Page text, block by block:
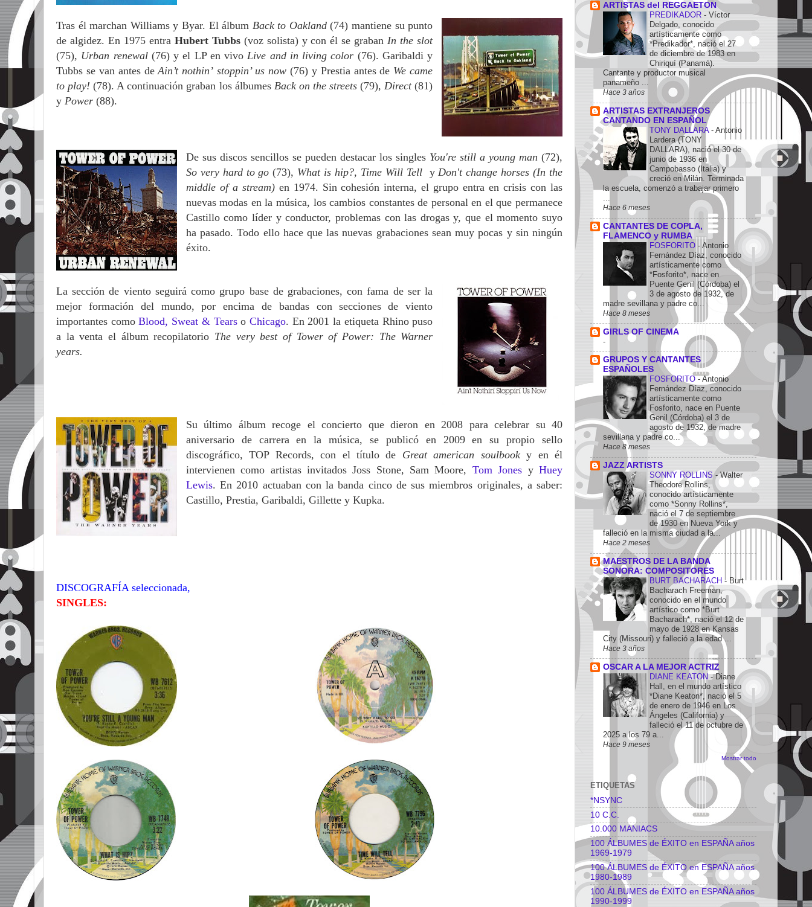
Tras él marchan Williams y Byar. El álbum Back to Oakland(74) mantiene supunto
de algidez. En 1975 entra Hubert Tubbs(voz solista) y con él se graban In the slot
(75), Urban renewal(76) y el LP envivo Live and in living color (76). Garibaldiy
Tubbs se van antes deAin’t nothin’stoppin’ us now (76) y Prestia antes de Wecame
to play!(78). A continuación graban los álbumes Back on the streets(79), Direct(81)
y Power (88).
De sus discos sencillos se pueden destacar los singles You're still a young man(72),
So very hard to go(73), What is hip?, Time Will Tell y Don't change horses (In the
middle of a stream) en 1974. Sin cohesión interna, el grupo entra en crisis conlas
nuevas modas en la música, los cambios constantes de personal en el que permanece
Castillo como líder y conductor, problemas con las drogas y, que el momento suyo
ha pasado. Todo ello hace que las nuevas grabaciones sean muy pocas y sin ningún
éxito.
La sección de viento seguirá como grupo base de grabaciones,con fama de ser la
mejor formación del mundo, por encima de bandas con secciones de viento
importantes comoBlood, Sweat & Tearso Chicago. En 2001 la etiqueta Rhino puso
a la venta el álbum recopilatorio The very best of Tower of Power: The Warner
years.
Su último álbum recoge el concierto que dieron en 2008 para celebrar su 40
aniversario de carrera en la música, se publicó en 2009 en su propio sello
discográfico, TOP Records, con el título de Great american soulbooky en él
intervienen como artistas invitados Joss Stone, Sam Moore, Tom Jones yHuey
Lewis. En 2010 actuaban con la banda cinco de sus miembros originales, a saber:
Castillo, Prestia, Garibaldi, Gillette y Kupka.
DISCOGRAFÍA seleccionada,
SINGLES:
ARTISTAS del REGGAETON
PREDIKADOR - Víctor
Delgado, conocido
artísticamente como
*Predikador*, nació el 27
de diciembre de 1983 en
Chiriquí (Panamá).
Cantante y productor musical
panameño ...
Hace 3 años
ARTISTAS EXTRANJEROS
CANTANDO EN ESPAÑOL
TONY DALLARA - Antonio
Lardera (TONY
DALLARA), nació el 30 de
junio de 1936 en
Campobasso (Italia) y
creció en Milán. Terminada
la escuela, comenzó a trabajar primero
...
Hace 6 meses
CANTANTES DE COPLA,
FLAMENCO y RUMBA
FOSFORITO - Antonio
Fernández Díaz, conocido
artísticamente como
*Fosforito*, nace en
Puente Genil (Córdoba) el
3 de agosto de 1932, de
madre sevillana y padre co...
Hace 8 meses
GIRLS OF CINEMA
-
GRUPOS Y CANTANTES
ESPAÑOLES
FOSFORITO-Antonio
Fernández Díaz, conocido
artísticamente como
Fosforito, nace en Puente
Genil (Córdoba) el 3 de
agosto de 1932, de madre
sevillana y padre co...
Hace 8 meses
JAZZ ARTISTS
SONNY ROLLINS-Walter
Theodore Rollins,
conocido artísticamente
como *Sonny Rollins*,
nació el 7 de septiembre
de 1930 en Nueva York y
falleció en la misma ciudad a la...
Hace 2 meses
MAESTROS DE LA BANDA
SONORA: COMPOSITORES
BURT BACHARACH - Burt
Bacharach Freeman,
conocido en el mundo
artístico como *Burt
Bacharach*, nació el 12 de
mayo de 1928 en Kansas
City (Missouri) y falleció a la edad ...
Hace 3 años
OSCAR A LA MEJOR ACTRIZ
DIANE KEATON-Diane
Hall, en el mundo artístico
*Diane Keaton*, nació el 5
de enero de 1946 en Los
Ángeles (California) y
falleció el 11 de octubre de
2025 a los 79 a...
Hace 9 meses
Mostrar todo
ETIQUETAS
*NSYNC
10 C.C.
10.000 MANIACS
100 ÁLBUMES de ÉXITO en ESPAÑA años
1969-1979
100 ÁLBUMES de ÉXITO en ESPAÑA años
1980-1989
100 ÁLBUMES de ÉXITO en ESPAÑA años
1990-1999